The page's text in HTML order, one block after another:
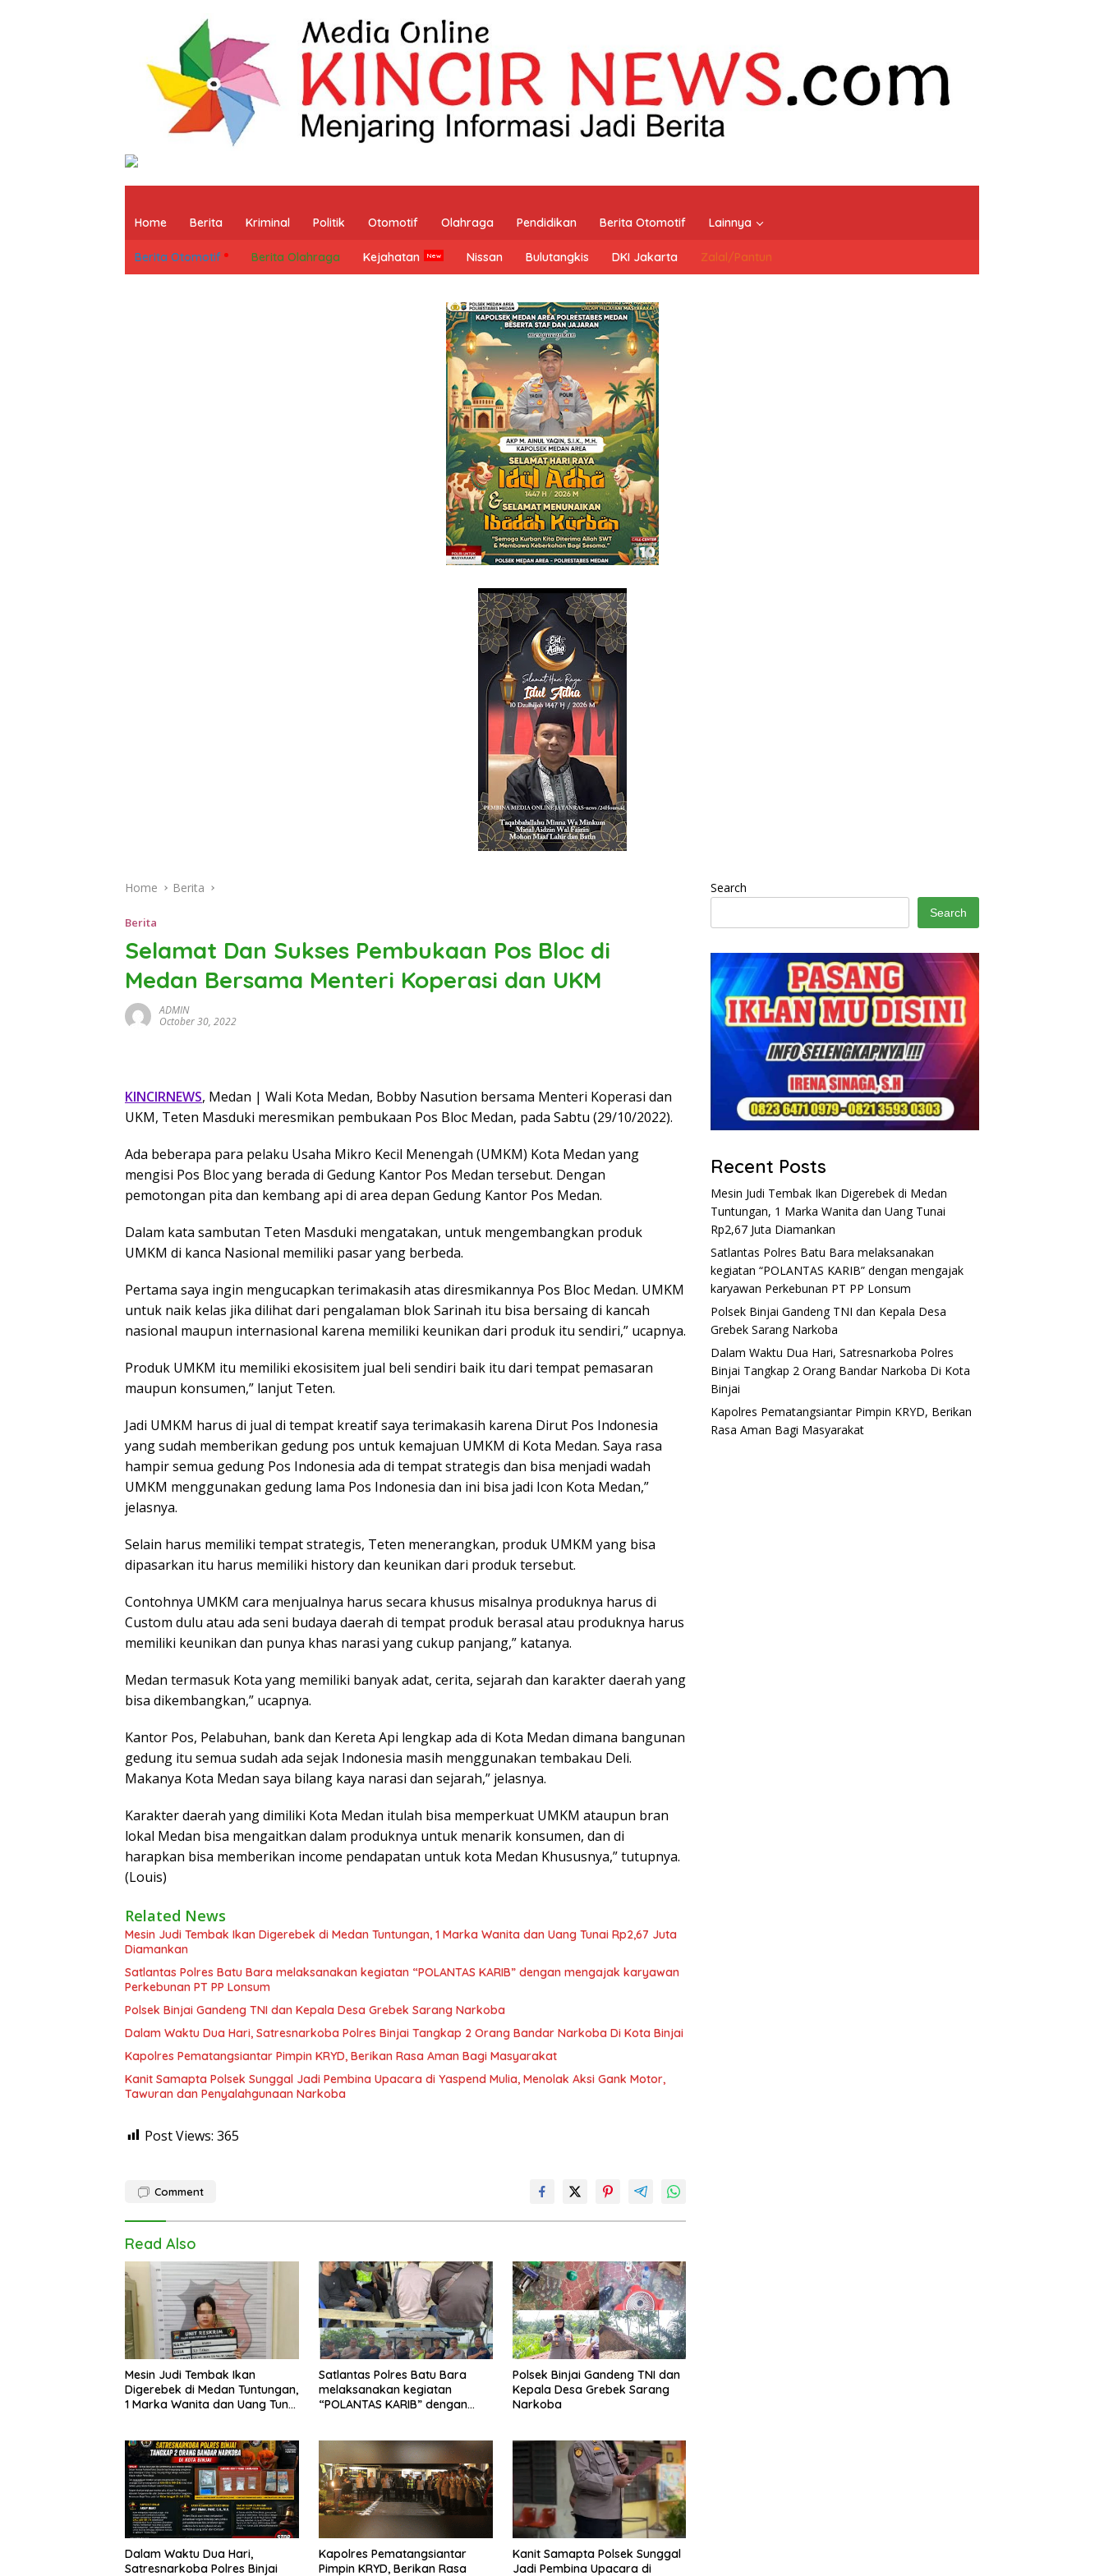
Home Berita Kriminal Politik Otomotif Olahraga Pendidikan Berita Otomotif Lainnya
Berita Otomotif Berita Olahraga Kejahatan Nissan Bulutangkis DKI Jakarta Zalal/Pantun
Home Berita
Berita
Selamat Dan Sukses Pembukaan Pos Bloc di
Medan Bersama Menteri Koperasi dan UKM
ADMIN
October 30, 2022
KINCIRNEWS, Medan | Wali Kota Medan, Bobby Nasution bersama Menteri Koperasi dan
UKM, Teten Masduki meresmikan pembukaan Pos Bloc Medan, pada Sabtu (29/10/2022).
Ada beberapa para pelaku Usaha Mikro Kecil Menengah (UMKM) Kota Medan yang
mengisi Pos Bloc yang berada di Gedung Kantor Pos Medan tersebut. Dengan
pemotongan pita dan kembang api di area depan Gedung Kantor Pos Medan.
Dalam kata sambutan Teten Masduki mengatakan, untuk mengembangkan produk
UMKM di kanca Nasional memiliki pasar yang berbeda.
Pertama saya ingin mengucapkan terimakasih atas diresmikannya Pos Bloc Medan. UMKM
untuk naik kelas jika dilihat dari pengalaman blok Sarinah itu bisa bersaing di kancah
nasional maupun internasional karena memiliki keunikan dari produk itu sendiri,” ucapnya.
Produk UMKM itu memiliki ekosisitem jual beli sendiri baik itu dari tempat pemasaran
maupun konsumen,” lanjut Teten.
Jadi UMKM harus di jual di tempat kreatif saya terimakasih karena Dirut Pos Indonesia
yang sudah memberikan gedung pos untuk kemajuan UMKM di Kota Medan. Saya rasa
hampir semua gedung Pos Indonesia ada di tempat strategis dan bisa menjadi wadah
UMKM menggunakan gedung lama Pos Indonesia dan ini bisa jadi Icon Kota Medan,”
jelasnya.
Selain harus memiliki tempat strategis, Teten menerangkan, produk UMKM yang bisa
dipasarkan itu harus memiliki history dan keunikan dari produk tersebut.
Contohnya UMKM cara menjualnya harus secara khusus misalnya produknya harus di
Custom dulu atau ada seni budaya daerah di tempat produk berasal atau produknya harus
memiliki keunikan dan punya khas narasi yang cukup panjang,” katanya.
Medan termasuk Kota yang memiliki banyak adat, cerita, sejarah dan karakter daerah yang
bisa dikembangkan,” ucapnya.
Kantor Pos, Pelabuhan, bank dan Kereta Api lengkap ada di Kota Medan dimana bangunan
gedung itu semua sudah ada sejak Indonesia masih menggunakan tembakau Deli.
Makanya Kota Medan saya bilang kaya narasi dan sejarah,” jelasnya.
Karakter daerah yang dimiliki Kota Medan itulah bisa memperkuat UMKM ataupun bran
lokal Medan bisa mengaitkan dalam produknya untuk menarik konsumen, dan di
harapkan bisa memberikan income pendapatan untuk kota Medan Khususnya,” tutupnya.
(Louis)
Related News
Mesin Judi Tembak Ikan Digerebek di Medan Tuntungan, 1 Marka Wanita dan Uang Tunai Rp2,67 Juta
Diamankan
Satlantas Polres Batu Bara melaksanakan kegiatan “POLANTAS KARIB” dengan mengajak karyawan
Perkebunan PT PP Lonsum
Polsek Binjai Gandeng TNI dan Kepala Desa Grebek Sarang Narkoba
Dalam Waktu Dua Hari, Satresnarkoba Polres Binjai Tangkap 2 Orang Bandar Narkoba Di Kota Binjai
Kapolres Pematangsiantar Pimpin KRYD, Berikan Rasa Aman Bagi Masyarakat
Kanit Samapta Polsek Sunggal Jadi Pembina Upacara di Yaspend Mulia, Menolak Aksi Gank Motor,
Tawuran dan Penyalahgunaan Narkoba
Post Views: 365
Comment
Read Also
Mesin Judi Tembak Ikan
Digerebek di Medan Tuntungan,
1 Marka Wanita dan Uang Tunai
Satlantas Polres Batu Bara
melaksanakan kegiatan
“POLANTAS KARIB” dengan
Polsek Binjai Gandeng TNI dan
Kepala Desa Grebek Sarang
Narkoba
Dalam Waktu Dua Hari,
Satresnarkoba Polres Binjai
Kapolres Pematangsiantar
Pimpin KRYD, Berikan Rasa
Kanit Samapta Polsek Sunggal
Jadi Pembina Upacara di
Search
Search
Recent Posts
Mesin Judi Tembak Ikan Digerebek di Medan
Tuntungan, 1 Marka Wanita dan Uang Tunai
Rp2,67 Juta Diamankan
Satlantas Polres Batu Bara melaksanakan
kegiatan “POLANTAS KARIB” dengan mengajak
karyawan Perkebunan PT PP Lonsum
Polsek Binjai Gandeng TNI dan Kepala Desa
Grebek Sarang Narkoba
Dalam Waktu Dua Hari, Satresnarkoba Polres
Binjai Tangkap 2 Orang Bandar Narkoba Di Kota
Binjai
Kapolres Pematangsiantar Pimpin KRYD, Berikan
Rasa Aman Bagi Masyarakat